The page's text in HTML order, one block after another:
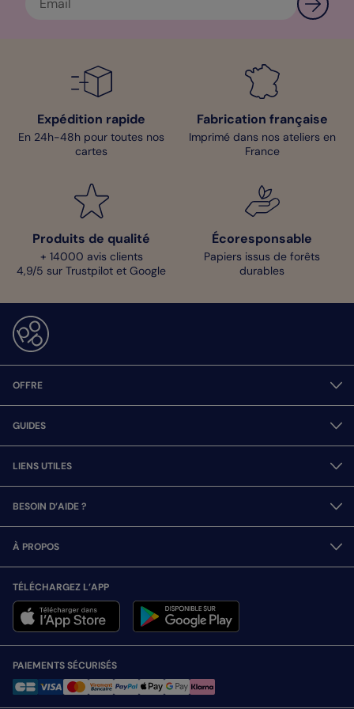
pour apporter une pointe d’authenticité ! Et pour les
enveloppes, quoi de mieux que le Kraft pour atténuer le thème
une superbe carte d’invitation !
Expédition rapide
En 24h-48h pour toutes nos
cartes
Fabrication française
Imprimé dans nos ateliers en
France
Produits de qualité
+ 14000 avis clients
4,9/5 sur Trustpilot et Google
Écoresponsable
Papiers issus de forêts
durables
OFFRE
GUIDES
LIENS UTILES
BESOIN D’AIDE ?
À PROPOS
TÉLÉCHARGEZ L’APP
PAIEMENTS SÉCURISÉS